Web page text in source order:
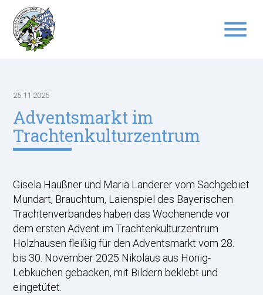
menu
25.11.2025
Adventsmarkt im
Trachtenkulturzentrum
Gisela Haußner und Maria Landerer vom Sachgebiet
Mundart, Brauchtum, Laienspiel des Bayerischen
Trachtenverbandes haben das Wochenende vor
dem ersten Advent im Trachtenkulturzentrum
Holzhausen fleißig für den Adventsmarkt vom 28.
bis 30. November 2025 Nikolaus aus Honig-
Lebkuchen gebacken, mit Bildern beklebt und
eingetütet.